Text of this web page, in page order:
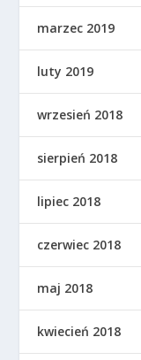
marzec 2019
luty 2019
wrzesień 2018
sierpień 2018
lipiec 2018
czerwiec 2018
maj 2018
kwiecień 2018